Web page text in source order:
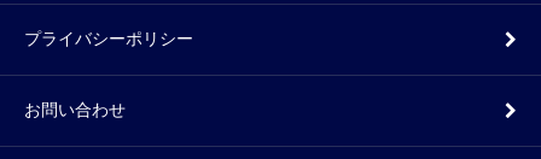
プライバシーポリシー
お問い合わせ